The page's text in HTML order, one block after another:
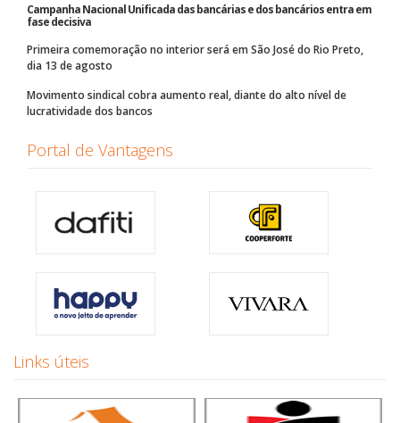
Campanha Nacional Unificada das bancárias e dos bancários entra em
fase decisiva
Primeira comemoração no interior será em São José do Rio Preto,
dia 13 de agosto
Movimento sindical cobra aumento real, diante do alto nível de
lucratividade dos bancos
Portal de Vantagens
Links úteis